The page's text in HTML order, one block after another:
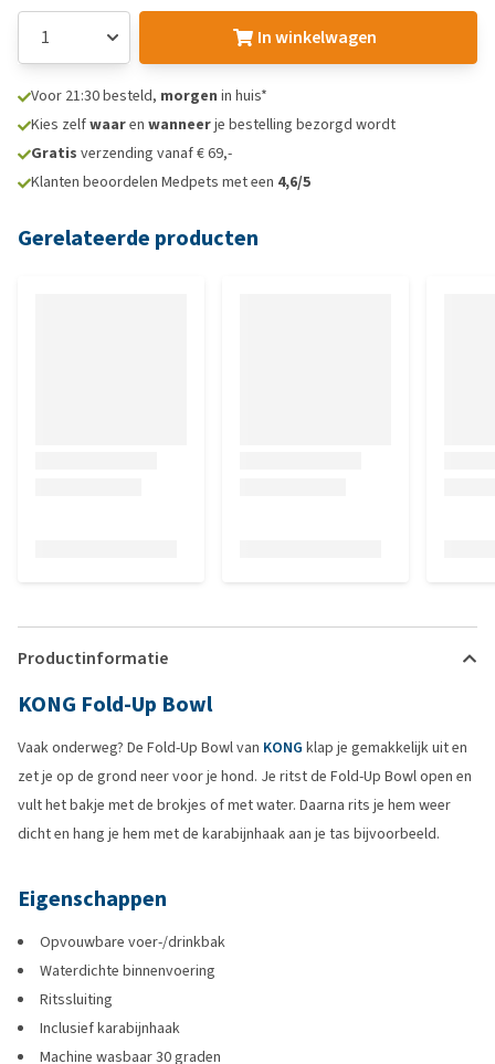
In winkelwagen
Voor 21:30 besteld, morgen in huis*
Kies zelfwaaren wanneerje bestelling bezorgd wordt
Gratis verzending vanaf € 69,-
Klanten beoordelen Medpets met een 4,6/5
Gerelateerde producten
Productinformatie
KONG Fold-Up Bowl
Vaak onderweg? De Fold-Up Bowl van KONG klap je gemakkelijk uit en
zet je op de grond neer voor je hond. Je ritst de Fold-Up Bowl open en
vult het bakje met de brokjes of met water. Daarna rits je hem weer
dicht en hang je hem met de karabijnhaak aan je tas bijvoorbeeld.
Eigenschappen
Opvouwbare voer-/drinkbak
Waterdichte binnenvoering
Ritssluiting
Inclusief karabijnhaak
Machine wasbaar 30 graden